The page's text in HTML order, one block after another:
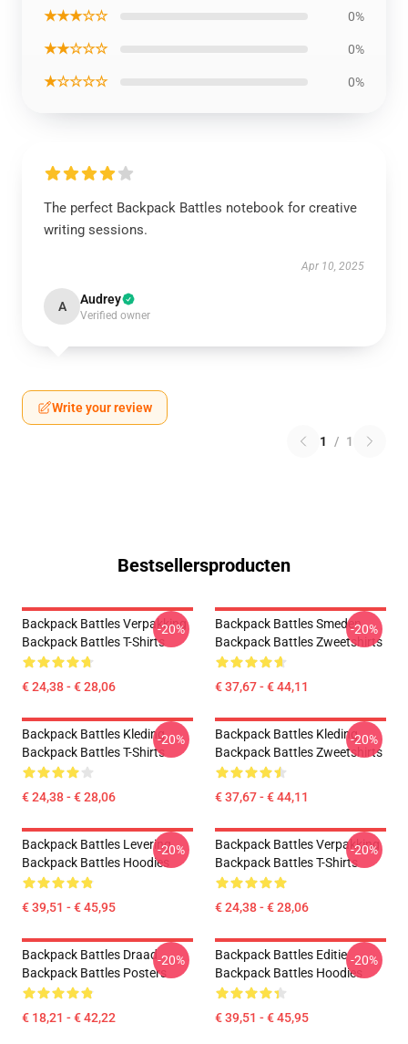
★★★☆☆ 0%
★★☆☆☆ 0%
★☆☆☆☆ 0%
The perfect Backpack Battles notebook for creative
writing sessions.
Apr 10, 2025
A Audrey
Verified owner
Write your review
1 / 1
Bestsellersproducten
Backpack Battles Verpakking
Backpack Battles T-Shirts
€ 24,38 - € 28,06
-20%
Backpack Battles Smeden
Backpack Battles Zweetshirts
€ 37,67 - € 44,11
-20%
Backpack Battles Kleding
Backpack Battles T-Shirts
€ 24,38 - € 28,06
-20%
Backpack Battles Kleding
Backpack Battles Zweetshirts
€ 37,67 - € 44,11
-20%
Backpack Battles Levering
Backpack Battles Hoodies
€ 39,51 - € 45,95
-20%
Backpack Battles Verpakking
Backpack Battles T-Shirts
€ 24,38 - € 28,06
-20%
Backpack Battles Draad
Backpack Battles Posters
€ 18,21 - € 42,22
-20%
Backpack Battles Editie
Backpack Battles Hoodies
€ 39,51 - € 45,95
-20%